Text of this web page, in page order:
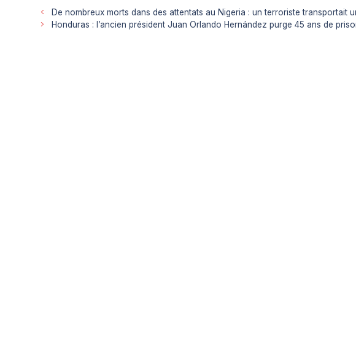
De nombreux morts dans des attentats au Nigeria : un terroriste transportait
Honduras : l’ancien président Juan Orlando Hernández purge 45 ans de